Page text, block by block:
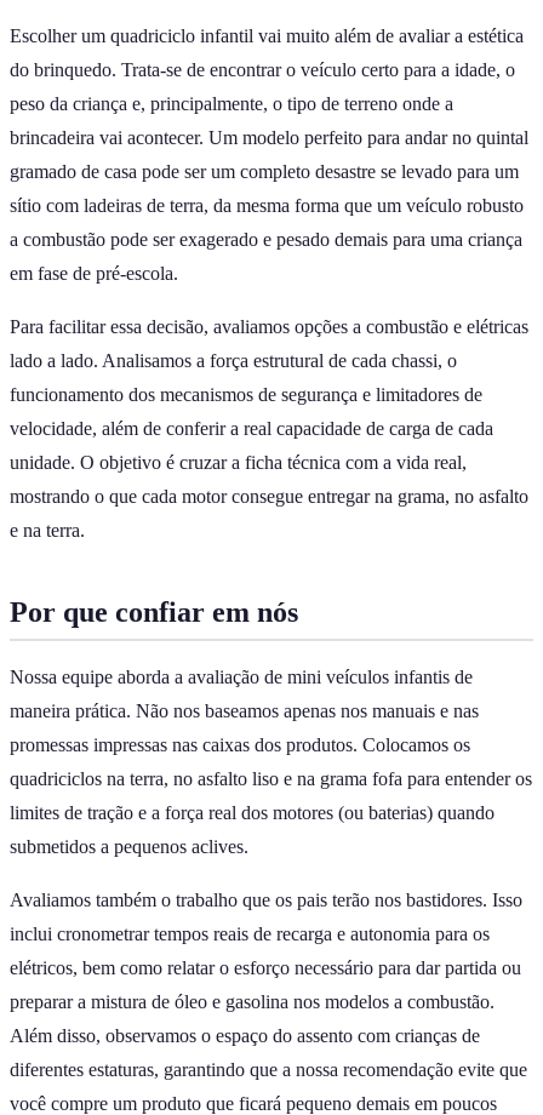
Escolher um quadriciclo infantil vai muito além de avaliar a estética
do brinquedo. Trata-se de encontrar o veículo certo para a idade, o
peso da criança e, principalmente, o tipo de terreno onde a
brincadeira vai acontecer. Um modelo perfeito para andar no quintal
gramado de casa pode ser um completo desastre se levado para um
sítio com ladeiras de terra, da mesma forma que um veículo robusto
a combustão pode ser exagerado e pesado demais para uma criança
em fase de pré-escola.
Para facilitar essa decisão, avaliamos opções a combustão e elétricas
lado a lado. Analisamos a força estrutural de cada chassi, o
funcionamento dos mecanismos de segurança e limitadores de
velocidade, além de conferir a real capacidade de carga de cada
unidade. O objetivo é cruzar a ficha técnica com a vida real,
mostrando o que cada motor consegue entregar na grama, no asfalto
e na terra.
Por que confiar em nós
Nossa equipe aborda a avaliação de mini veículos infantis de
maneira prática. Não nos baseamos apenas nos manuais e nas
promessas impressas nas caixas dos produtos. Colocamos os
quadriciclos na terra, no asfalto liso e na grama fofa para entender os
limites de tração e a força real dos motores (ou baterias) quando
submetidos a pequenos aclives.
Avaliamos também o trabalho que os pais terão nos bastidores. Isso
inclui cronometrar tempos reais de recarga e autonomia para os
elétricos, bem como relatar o esforço necessário para dar partida ou
preparar a mistura de óleo e gasolina nos modelos a combustão.
Além disso, observamos o espaço do assento com crianças de
diferentes estaturas, garantindo que a nossa recomendação evite que
você compre um produto que ficará pequeno demais em poucos